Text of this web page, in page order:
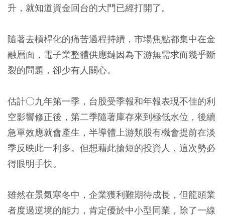
升，就知道資金回台的大門已經打開了。
隨著去槓桿化的痛苦過程持續，市場焦點都集中在金
融層面，電子業整體供應鏈因為下游無需求而幾乎斷
裂的問題，卻少有人關心。
估計○九年第一季，台股受季報和年報表現不佳的利
空影響修正後，第二季隨著庫存來到極低水位，後續
急單效應就會產生，半導體上游類股有機會提前在淡
季反映此一利多。但想藉此搶短的投資人，這次勢必
得眼明手快。
雖然在景氣寒冬中，企業獲利難期待成長，但龍頭業
者度過逆境的能力，肯定優於中小型同業，除了一線